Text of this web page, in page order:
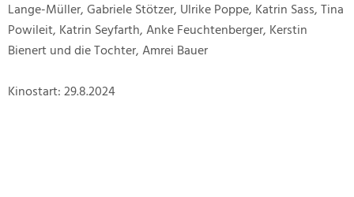
Lange-Müller, Gabriele Stötzer, Ulrike Poppe, Katrin Sass, Tina
Powileit, Katrin Seyfarth, Anke Feuchtenberger, Kerstin
Bienert und die Tochter, Amrei Bauer
Kinostart: 29.8.2024